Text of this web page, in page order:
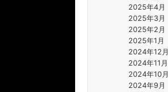
2025年4月
2025年3月
2025年2月
2025年1月
2024年12月
2024年11月
2024年10月
2024年9月